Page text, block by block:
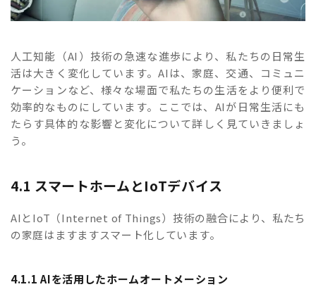
人工知能（AI）技術の急速な進歩により、私たちの日常生
活は大きく変化しています。AIは、家庭、交通、コミュニ
ケーションなど、様々な場面で私たちの生活をより便利で
効率的なものにしています。ここでは、AIが日常生活にも
たらす具体的な影響と変化について詳しく見ていきましょ
う。
4.1 スマートホームとIoTデバイス
AIとIoT（Internet of Things）技術の融合により、私たち
の家庭はますますスマート化しています。
4.1.1 AIを活用したホームオートメーション